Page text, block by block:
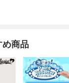
め商品